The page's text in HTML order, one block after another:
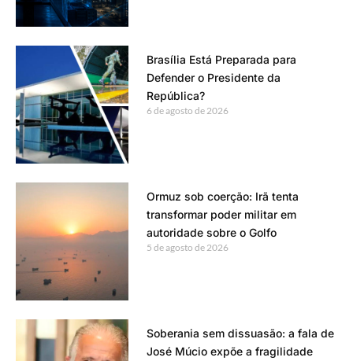
Brasília Está Preparada para
Defender o Presidente da
República?
6 de agosto de 2026
Ormuz sob coerção: Irã tenta
transformar poder militar em
autoridade sobre o Golfo
5 de agosto de 2026
Soberania sem dissuasão: a fala de
José Múcio expõe a fragilidade